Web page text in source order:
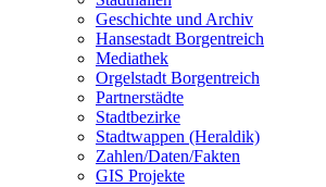
Geschichte und Archiv
Hansestadt Borgentreich
Mediathek
Orgelstadt Borgentreich
Partnerstädte
Stadtbezirke
Stadtwappen (Heraldik)
Zahlen/Daten/Fakten
GIS Projekte